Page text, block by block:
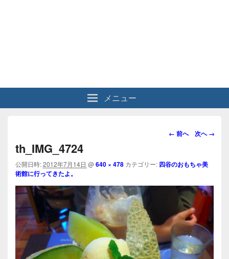
メニュー
画
ビ
ー
ン
← 前へ 次へ →
th_IMG_4724
公開日時:2012年7月14日 @640 × 478 カテゴリー: 四谷のおもちゃ美
術館に行ってきたよ。